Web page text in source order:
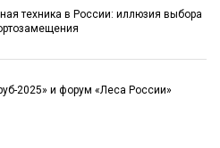
техника в России: иллюзия выбора
2025» и форум «Леса России»